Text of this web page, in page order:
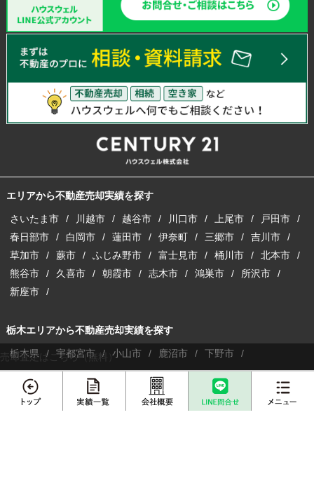
エリアから不動産売却実績を探す
さいたま市 川越市 越谷市 川口市 上尾市
戸田市
春日部市
白岡市 蓮田市 伊奈町 三郷市
吉川市
草加市
蕨市 ふじみ野市 富士見市 桶川市
北本市
熊谷市
久喜市 朝霞市 志木市 鴻巣市
所沢市
新座市
栃木エリアから不動産売却実績を探す
栃木県 宇都宮市 小山市 鹿沼市 下野市
埼玉県内の不動産情報サイトはこちら
売却査定はこちら（無料）